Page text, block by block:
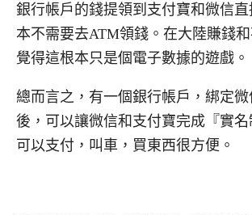
銀行帳戶的錢提領到支付寶和微信
本不需要去ATM領錢。在大陸賺錢
覺得這根本只是個電子數據的遊戲。
總而言之，有一個銀行帳戶，綁定
後，可以讓微信和支付寶完成『實
可以支付，叫車，買東西很方便。